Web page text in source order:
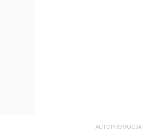
AUTOPROMOCJA